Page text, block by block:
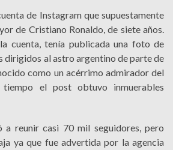
de Instagram que supuestamente
de Cristiano Ronaldo, de siete años.
cuenta, tenía publicada una foto de
dirigidos al astro argentino de parte de
como un acérrimo admirador del
el post obtuvo inmuerables
a reunir casi 70 mil seguidores, pero
ya que fue advertida por la agencia